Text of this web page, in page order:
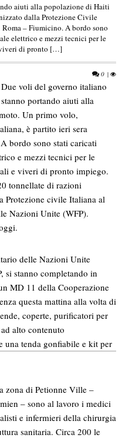
aiuti alla popolazione di Haiti
dalla Protezione Civile
– Fiumicino. A bordo sono
elettrico e mezzi tecnici per le
di pronto […]
0 |
Due voli del governo italiano
stanno portando aiuti alla
Un primo volo,
è partito ieri sera
bordo sono stati caricati
e mezzi tecnici per le
e viveri di pronto impiego.
tonnellate di razioni
Protezione civile Italiana al
Nazioni Unite (WFP).
delle Nazioni Unite
si stanno completando in
MD 11 della Cooperazione
questa mattina alla volta di
coperte, purificatori per
alto contenuto
una tenda gonfiabile e kit per
zona di Petionne Ville –
– sono al lavoro i medici
e infermieri della chirurgia
sanitaria. Circa 200 le